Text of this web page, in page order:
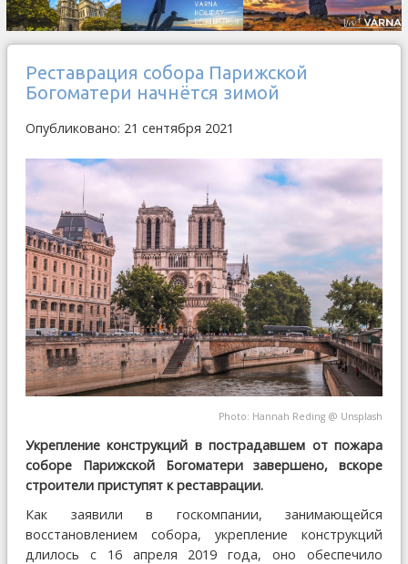
Реставрация собора Парижской
Богоматери начнётся зимой
Опубликовано: 21 сентября 2021
Photo: Hannah Reding @ Unsplash
Укрепление конструкций в пострадавшем от пожара
соборе Парижской Богоматери завершено, вскоре
строители приступят к реставрации.
Как заявили в госкомпании, занимающейся
восстановлением собора, укрепление конструкций
длилось с 16 апреля 2019 года, оно обеспечило